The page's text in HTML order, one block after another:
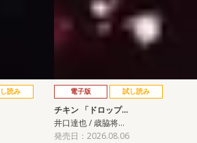
読み 電子版 試し読み
チキン 「ドロップ…
井口達也 / 歳脇将…
発売日：2026.08.06